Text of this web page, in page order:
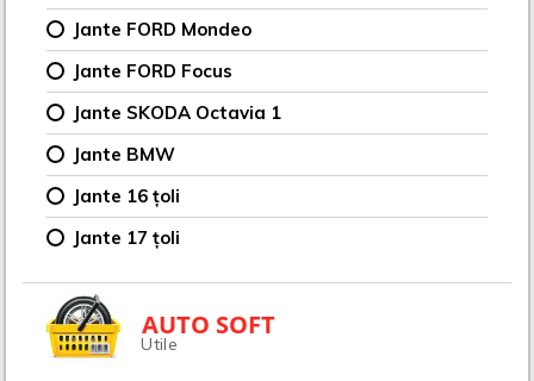
Jante FORD Mondeo
Jante FORD Focus
Jante SKODA Octavia 1
Jante BMW
Jante 16 țoli
Jante 17 țoli
AUTO SOFT
Utile